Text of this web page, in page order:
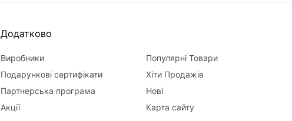
Додатково
Виробники
Подарункові сертифікати
Партнерська програма
Акції
Популярні Товари
Хіти Продажів
Нові
Карта сайту